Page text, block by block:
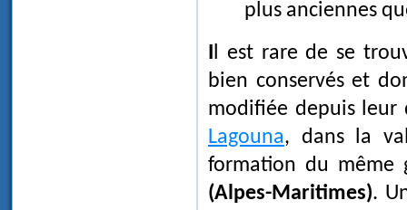
plus anciennes
Il est rare de se trouver en face de terrains glaciaires mindeliens aussi
bien conservés et
modifiée depuis leur
Lagouna, dans la
formation du
(Alpes-Maritimes).